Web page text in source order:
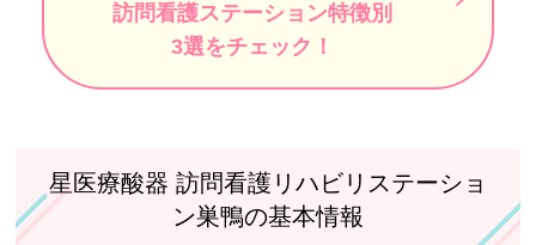
訪問看護ステーション特徴別
3選をチェック！
星医療酸器 訪問看護リハビリステーショ
ン巣鴨の基本情報